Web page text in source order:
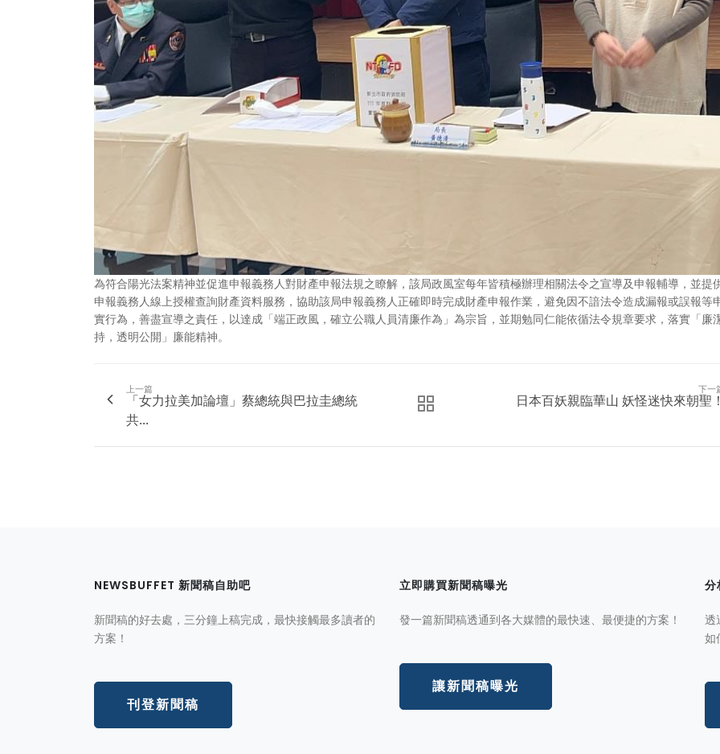
為符合陽光法案精神並促進申報義務人對財產申報法規之瞭解，該局政風室每年皆積極辦理相關法令之宣導及申報輔導，並提
申報義務人線上授權查詢財產資料服務，協助該局申報義務人正確即時完成財產申報作業，避免因不諳法令造成漏報或誤報等
實行為，善盡宣導之責任，以達成「端正政風，確立公職人員清廉作為」為宗旨，並期勉同仁能依循法令規章要求，落實「廉
持，透明公開」廉能精神。
上一篇
「女力拉美加論壇」蔡總統與巴拉圭總統
共...
下一
日本百妖親臨華山 妖怪迷快來朝聖
NEWSBUFFET 新聞稿自助吧
新聞稿的好去處，三分鐘上稿完成，最快接觸最多讀者的
方案！
刊登新聞稿
立即購買新聞稿曝光
發一篇新聞稿透通到各大媒體的最快速、最便捷的方案！
讓新聞稿曝光
分
透
如